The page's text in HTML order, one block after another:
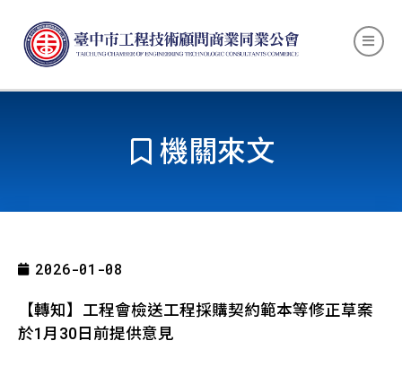
機關來文
2026-01-08
【轉知】工程會檢送工程採購契約範本等修正草案
於1月30日前提供意見